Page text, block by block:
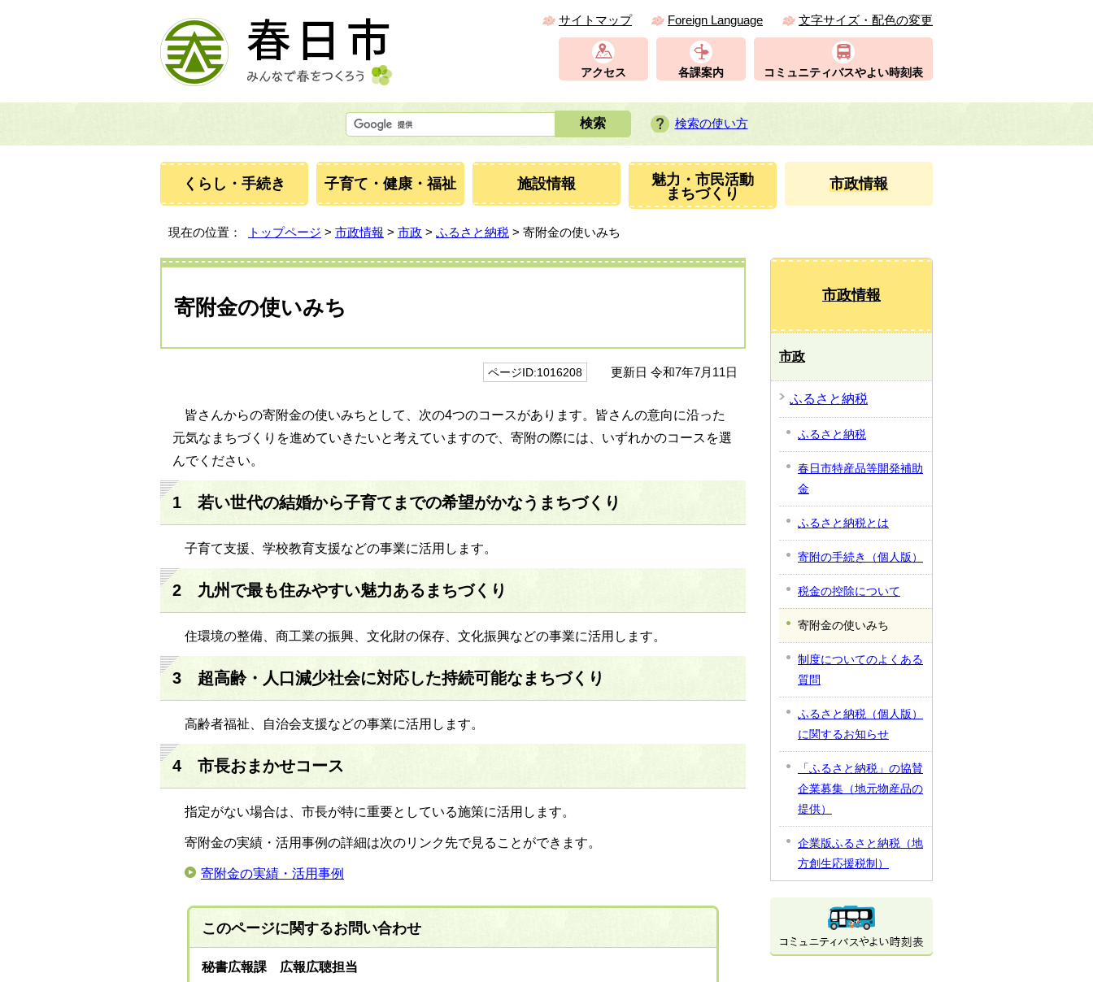
サイトマップ Foreign Language 文字サイズ・配色の変更
アクセス 各課案内 コミュニティバスやよい時刻表
検索の使い方
くらし・手続き 子育て・健康・福祉 施設情報
魅力・市民活動
まちづくり
市政情報
現在の位置： トップページ > 市政情報 > 市政 > ふるさと納税 > 寄附金の使いみち
寄附金の使いみち
ページID:1016208 更新日 令和7年7月11日
皆さんからの寄附金の使いみちとして、次の4つのコースがあります。皆さんの意向に沿った
元気なまちづくりを進めていきたいと考えていますので、寄附の際には、いずれかのコースを選
んでください。
1 若い世代の結婚から子育てまでの希望がかなうまちづくり
子育て支援、学校教育支援などの事業に活用します。
2 九州で最も住みやすい魅力あるまちづくり
住環境の整備、商工業の振興、文化財の保存、文化振興などの事業に活用します。
3 超高齢・人口減少社会に対応した持続可能なまちづくり
高齢者福祉、自治会支援などの事業に活用します。
4 市長おまかせコース
指定がない場合は、市長が特に重要としている施策に活用します。
寄附金の実績・活用事例の詳細は次のリンク先で見ることができます。
寄附金の実績・活用事例
このページに関するお問い合わせ
秘書広報課 広報広聴担当
市政情報
市政
ふるさと納税
ふるさと納税
春日市特産品等開発補助
金
ふるさと納税とは
寄附の手続き（個人版）
税金の控除について
寄附金の使いみち
制度についてのよくある
質問
ふるさと納税（個人版）
に関するお知らせ
「ふるさと納税」の協賛
企業募集（地元物産品の
提供）
企業版ふるさと納税（地
方創生応援税制）